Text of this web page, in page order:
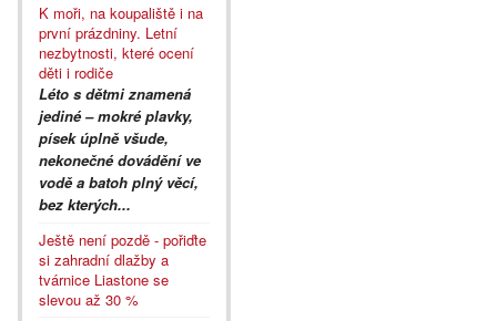
K moři, na koupaliště i na
první prázdniny. Letní
nezbytnosti, které ocení
děti i rodiče
Léto s dětmi znamená
jediné – mokré plavky,
písek úplně všude,
nekonečné dovádění ve
vodě a batoh plný věcí,
bez kterých...
Ještě není pozdě - pořiďte
si zahradní dlažby a
tvárnice Liastone se
slevou až 30 %